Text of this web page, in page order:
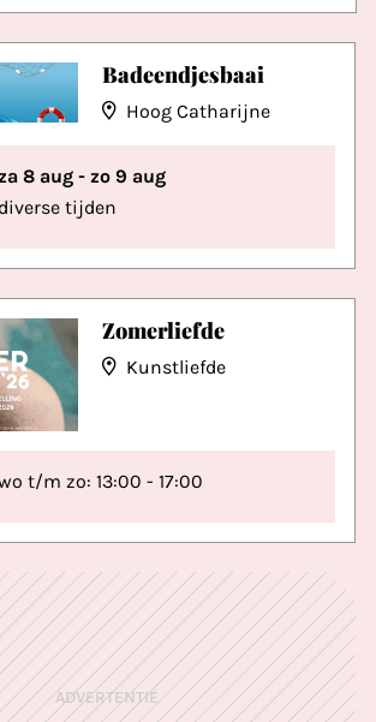
Badeendjesbaai
Hoog Catharijne
8 aug - zo 9 aug
diverse tijden
Zomerliefde
Kunstliefde
t/m zo: 13:00 - 17:00
ADVERTENTIE